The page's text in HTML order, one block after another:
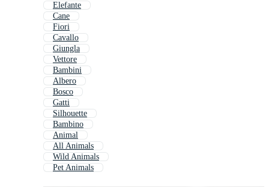
Elefante
Cane
Fiori
Cavallo
Giungla
Vettore
Bambini
Albero
Bosco
Gatti
Silhouette
Bambino
Animal
All Animals
Wild Animals
Pet Animals